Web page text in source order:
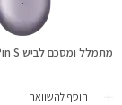
מתמלל ומסכם לביש NotePin S חכם
הוסף להשוואה